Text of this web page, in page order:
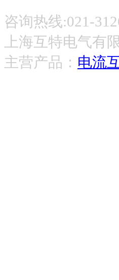
咨询热线:021-
上海互特电气有
主营产品： 电流